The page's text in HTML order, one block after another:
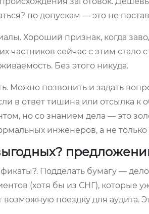
по допускам — это не
Хороший признак, когда
частников сейчас с этим стало
Без этого никуда.
Можно позвонить и задать
в ответ тишина или отсылка
но со знанием дела — это
инженеров, а не
Подделать бумагу —
(хотя бы из СНГ), которые
поездку для аудита.